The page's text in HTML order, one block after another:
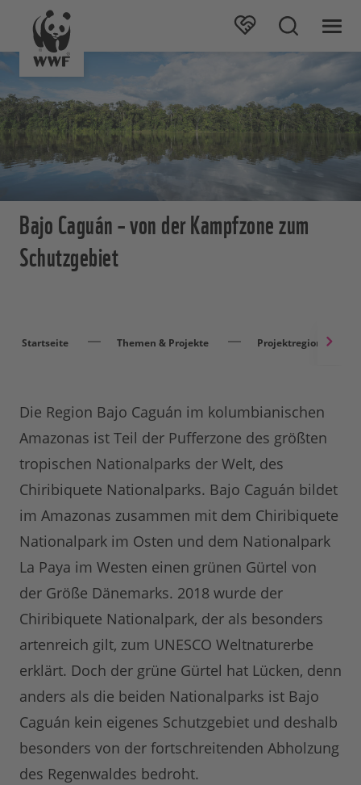
Bajo Caguán – von der Kampfzone zum
Schutzgebiet
Startseite Themen & Projekte Projektregionen
Die Region Bajo Caguán im kolumbianischen
Amazonas ist Teil der Pufferzone des größten
tropischen Nationalparks der Welt, des
Chiribiquete Nationalparks. Bajo Caguán bildet
im Amazonas zusammen mit dem Chiribiquete
Nationalpark im Osten und dem Nationalpark
La Paya im Westen einen grünen Gürtel von
der Größe Dänemarks. 2018 wurde der
Chiribiquete Nationalpark, der als besonders
artenreich gilt, zum UNESCO Weltnaturerbe
erklärt. Doch der grüne Gürtel hat Lücken, denn
anders als die beiden Nationalparks ist Bajo
Caguán kein eigenes Schutzgebiet und deshalb
besonders von der fortschreitenden Abholzung
des Regenwaldes bedroht.